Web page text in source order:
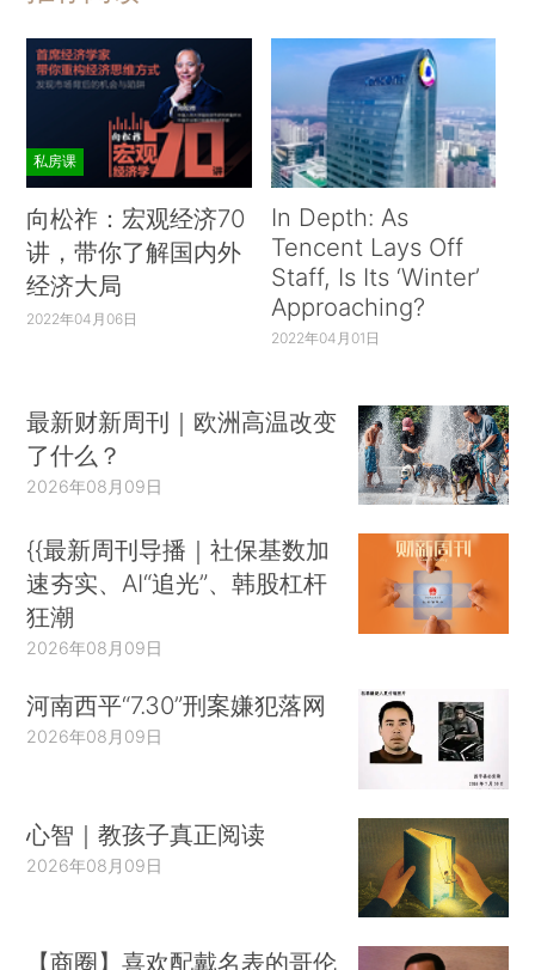
私房课
向松祚：宏观经济70
讲，带你了解国内外
经济大局
2022年04月06日
In Depth: As
Tencent Lays Off
Staff, Is Its ‘Winter’
Approaching?
2022年04月01日
最新财新周刊｜欧洲高温改变
了什么？
2026年08月09日
{{最新周刊导播｜社保基数加
速夯实、AI“追光”、韩股杠杆
狂潮
2026年08月09日
河南西平“7.30”刑案嫌犯落网
2026年08月09日
心智｜教孩子真正阅读
2026年08月09日
【商圈】喜欢配戴名表的哥伦